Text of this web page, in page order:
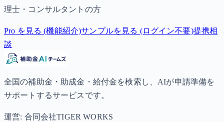
理士・コンサルタントの方
Pro を見る (機能紹介)サンプルを見る (ログイン不要)提携相
談
全国の補助金・助成金・給付金を検索し、AIが申請準備を
サポートするサービスです。
運営: 合同会社TIGER WORKS